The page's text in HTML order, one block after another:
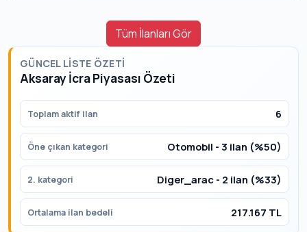
Tüm İlanları Gör
GÜNCEL LISTE ÖZETI
Aksaray İcra Piyasası Özeti
Toplam aktif ilan 6
Öne çıkan kategori Otomobil - 3 ilan (%50)
2. kategori Diger_arac - 2 ilan (%33)
Ortalama ilan bedeli 217.167 TL